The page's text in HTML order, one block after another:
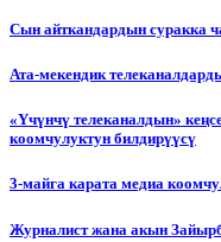
Сын айткандардын суракка
Ата-мекендик
«Үчүнчү телеканалдын»
коомчулуктун билдирүүсү
3-майга карата медиа
Журналист жана акын